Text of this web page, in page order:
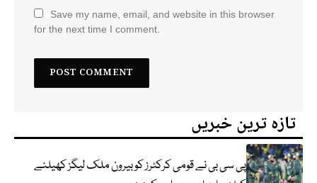
Save my name, email, and website in this browser
for the next time I comment.
تازہ ترین خبریں
پی سی بی نے قومی کرکٹرز کو بیرون ملک لیگز کھیلنے